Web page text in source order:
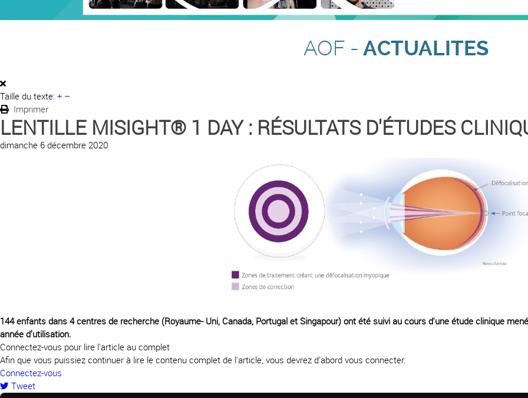
AOF - ACTUALITES
Taille du texte: + –
Imprimer
LENTILLE MISIGHT® 1 DAY : RÉSULTATS D'ÉTUDES
dimanche 6 décembre 2020
144 enfants dans 4 centres de recherche (Royaume- Uni, Canada, Portugal et Singapour) ont été suivi au cours d'une étude clinique
année d’utilisation.
Connectez-vous pour lire l'article au complet
Afin que vous puissiez continuer à lire le contenu complet de l'article, vous devrez d'abord vous connecter.
Connectez-vous
Tweet